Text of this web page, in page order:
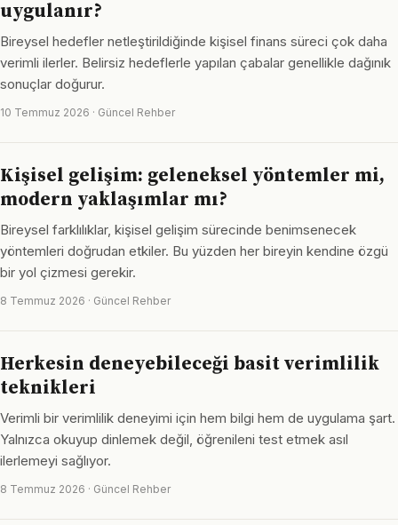
uygulanır?
Bireysel hedefler netleştirildiğinde kişisel finans süreci çok daha
verimli ilerler. Belirsiz hedeflerle yapılan çabalar genellikle dağınık
sonuçlar doğurur.
10 Temmuz 2026 · Güncel Rehber
Kişisel gelişim: geleneksel yöntemler mi,
modern yaklaşımlar mı?
Bireysel farklılıklar, kişisel gelişim sürecinde benimsenecek
yöntemleri doğrudan etkiler. Bu yüzden her bireyin kendine özgü
bir yol çizmesi gerekir.
8 Temmuz 2026 · Güncel Rehber
Herkesin deneyebileceği basit verimlilik
teknikleri
Verimli bir verimlilik deneyimi için hem bilgi hem de uygulama şart.
Yalnızca okuyup dinlemek değil, öğrenileni test etmek asıl
ilerlemeyi sağlıyor.
8 Temmuz 2026 · Güncel Rehber